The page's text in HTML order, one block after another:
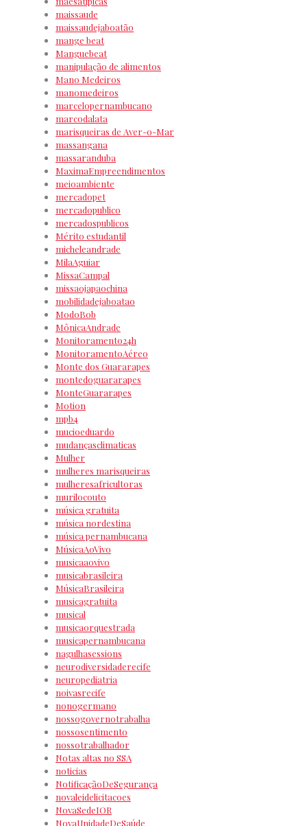
maissaude
maissaudejaboatão
mange beat
Manguebeat
manipulação de alimentos
Mano Medeiros
manomedeiros
marcelopernambucano
marcodalata
marisqueiras de Aver-o-Mar
massangana
massaranduba
MaximaEmpreendimentos
meioambiente
mercadopet
mercadopublico
mercadospublicos
Mérito estudantil
micheleandrade
MilaAguiar
MissaCampal
missaojapaochina
mobilidadejaboatao
ModoBob
MônicaAndrade
Monitoramento24h
MonitoramentoAéreo
Monte dos Guararapes
montedoguararapes
MonteGuararapes
Motion
mpb4
mucioeduardo
mudançasclimaticas
Mulher
mulheres marisqueiras
mulheresafricultoras
murilocouto
música gratuita
música nordestina
música pernambucana
MúsicaAoVivo
musicaaovivo
musicabrasileira
MúsicaBrasileira
musicagratuita
musical
musicaorquestrada
musicapernambucana
nagulhasessions
neurodiversidaderecife
neuropediatria
noivasrecife
nonogermano
nossogovernotrabalha
nossosentimento
nossotrabalhador
Notas altas no SSA
noticias
NotificaçãoDeSegurança
novaleidelicitacoes
NovaSedeIOR
NovaUnidadeDeSaúde